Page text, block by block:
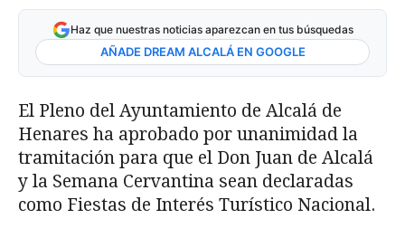
Haz que nuestras noticias aparezcan en tus búsquedas
AÑADE DREAM ALCALÁ EN GOOGLE
El Pleno del Ayuntamiento de Alcalá de
Henares ha aprobado por unanimidad la
tramitación para que el Don Juan de Alcalá
y la Semana Cervantina sean declaradas
como Fiestas de Interés Turístico Nacional.